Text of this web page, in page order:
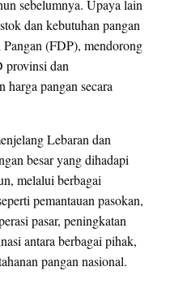
sebelumnya. Upaya lain
dan kebutuhan pangan
(FDP), mendorong
provinsi dan
harga pangan secara
Lebaran dan
besar yang dihadapi
melalui berbagai
pemantauan pasokan,
pasar, peningkatan
antara berbagai pihak,
pangan nasional.